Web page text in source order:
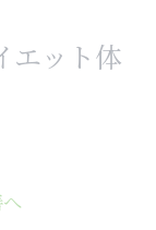
仕組みを解説
とは何か
エット体